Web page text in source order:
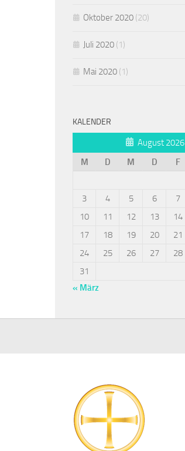
Oktober 2020 (20)
Juli 2020 (1)
Mai 2020 (1)
KALENDER
August 2026
M
D M D F
3
4 5 6 7
10
11 12 13 14
17
18 19 20 21
24
25 26 27 28
31
« März